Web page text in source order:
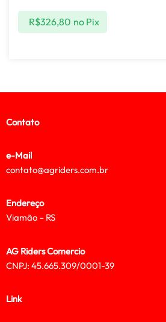
R$326,80 no Pix
Contato
e-Mail
contato@agriders.com.br
Endereço
Viamão – RS
AG Riders Comercio
CNPJ: 45.665.309/0001-39
Link